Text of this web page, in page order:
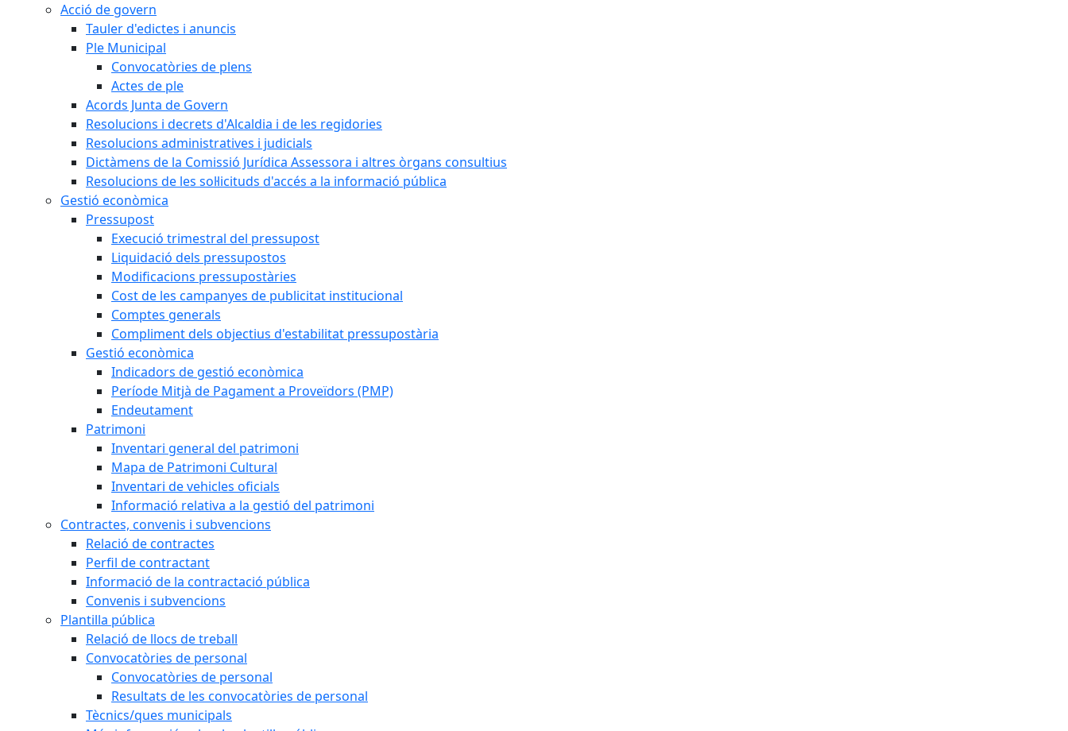
Acció de govern
Tauler d'edictes i anuncis
Ple Municipal
Convocatòries de plens
Actes de ple
Acords Junta de Govern
Resolucions i decrets d'Alcaldia i de les regidories
Resolucions administratives i judicials
Dictàmens de la Comissió Jurídica Assessora i altres òrgans consultius
Resolucions de les sol·licituds d'accés a la informació pública
Gestió econòmica
Pressupost
Execució trimestral del pressupost
Liquidació dels pressupostos
Modificacions pressupostàries
Cost de les campanyes de publicitat institucional
Comptes generals
Compliment dels objectius d'estabilitat pressupostària
Gestió econòmica
Indicadors de gestió econòmica
Període Mitjà de Pagament a Proveïdors (PMP)
Endeutament
Patrimoni
Inventari general del patrimoni
Mapa de Patrimoni Cultural
Inventari de vehicles oficials
Informació relativa a la gestió del patrimoni
Contractes, convenis i subvencions
Relació de contractes
Perfil de contractant
Informació de la contractació pública
Convenis i subvencions
Plantilla pública
Relació de llocs de treball
Convocatòries de personal
Convocatòries de personal
Resultats de les convocatòries de personal
Tècnics/ques municipals